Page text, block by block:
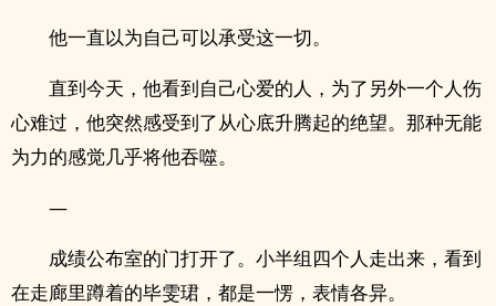
他一直以为自己可以承受这一切。
直到今天，他看到自己心爱的人，为了另外一个人伤
心难过，他突然感受到了从心底升腾起的绝望。那种无能
为力的感觉几乎将他吞噬。
—
成绩公布室的门打开了。小半组四个人走出来，看到
在走廊里蹲着的毕雯珺，都是一愣，表情各异。